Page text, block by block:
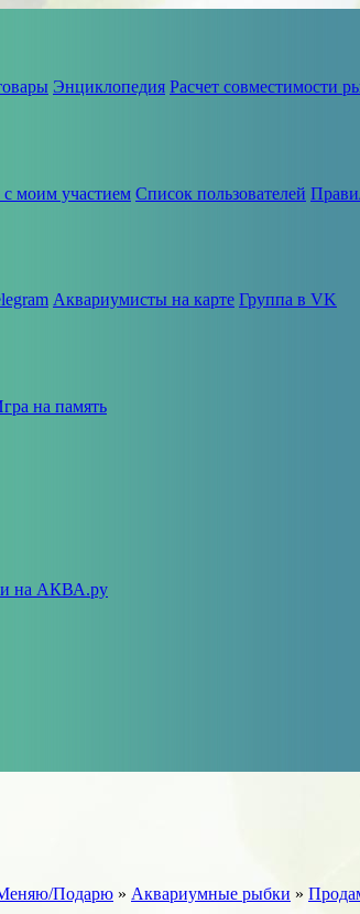
Энциклопедия Расчет совместимости
моим участием Список пользователей
Аквариумисты на карте Группа в VK
на память
Подарю » Аквариумные рыбки »